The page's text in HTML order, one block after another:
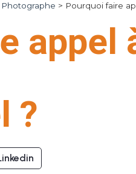
Photographe > Pourquoi faire
appel
?